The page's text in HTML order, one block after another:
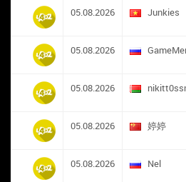
05.08.2026 Junkies
05.08.2026
05.08.2026
05.08.2026 婷婷
05.08.2026 Nel